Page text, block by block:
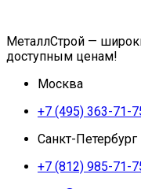
МеталлСтрой —
доступным ценам!
Москва
+7 (495) 363-71-
Санкт-Петербург
+7 (812) 985-71-